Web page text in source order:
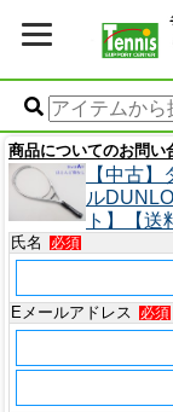
商品についてのお問い
【中古
ル
ト】【送
氏名 必須
Eメールアドレス 必須